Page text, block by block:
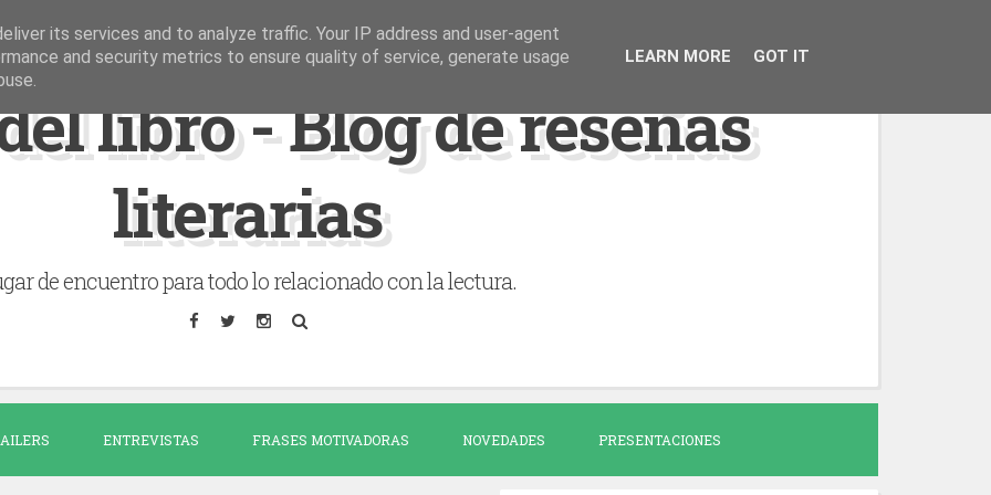
libro - Blog de reseñas
literarias
de encuentro para todo lo relacionado con la lectura.
ENTREVISTAS FRASES MOTIVADORAS NOVEDADES PRESENTACIONES
its services and to analyze traffic. Your IP address and user-agent
and security metrics to ensure quality of service, generate usage
LEARN MORE GOT IT